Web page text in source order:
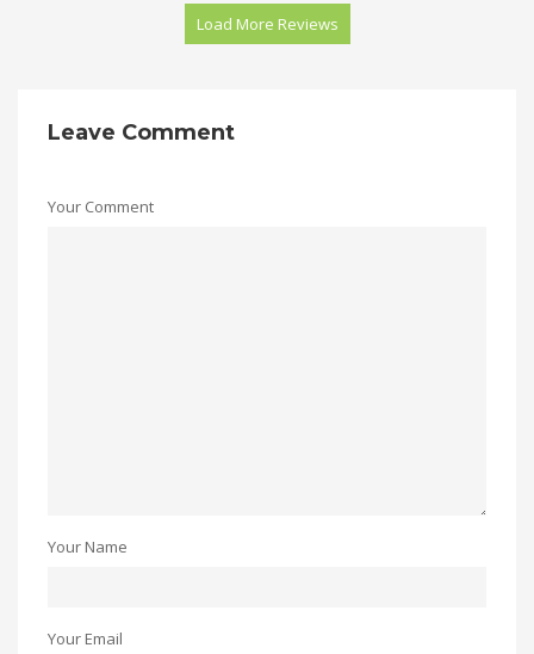
Load More Reviews
Leave Comment
Your Comment
Your Name
Your Email